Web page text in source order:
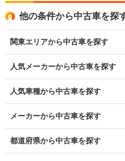
他の条件から中古車を探
関東エリアから中古車を探す
人気メーカーから中古車を探す
人気車種から中古車を探す
メーカーから中古車を探す
都道府県から中古車を探す